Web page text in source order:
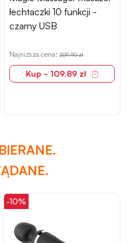
łechtaczki 10 funkcji -
czarny USB
Najniższa cena:209,90 zł
Kup - 109,89 zł
-10%